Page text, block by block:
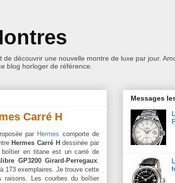
découvrir une nouvelle montre de luxe par jour.
blog horloger de référence.
Carré H
par Hermes comporte de
Hermes Carré H dessinée par
en titane est un carré de
GP3200 Girard-Perregaux.
173 exemplaires. Je trouve cette
raisons. Les courbes du boîtier
Messages